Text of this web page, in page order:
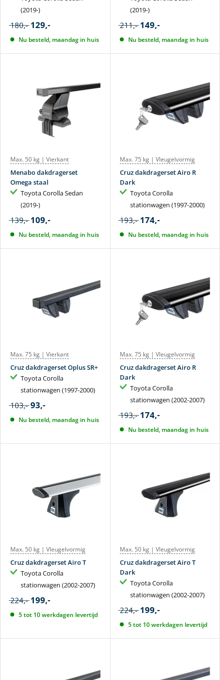
(2019-)
180,- 129,-
Nu besteld, maandag in huis
(2019-)
211,- 149,-
Nu besteld, maandag in huis
Max. 50 kg | Vierkant
Menabo dakdragerset
Omega staal
Toyota Corolla Sedan
(2019-)
139,- 109,-
Nu besteld, maandag in huis
Max. 75 kg | Vleugelvormig
Cruz dakdragerset Airo R
Dark
Toyota Corolla
stationwagen (1997-2000)
193,- 174,-
Nu besteld, maandag in huis
Max. 75 kg | Vierkant
Cruz dakdragerset Oplus SR+
Toyota Corolla
stationwagen (1997-2000)
103,- 93,-
Nu besteld, maandag in huis
Max. 75 kg | Vleugelvormig
Cruz dakdragerset Airo R
Dark
Toyota Corolla
stationwagen (2002-2007)
193,- 174,-
Nu besteld, maandag in huis
Max. 50 kg | Vleugelvormig
Cruz dakdragerset Airo T
Toyota Corolla
stationwagen (2002-2007)
224,- 199,-
5 tot 10 werkdagen levertijd
Max. 50 kg | Vleugelvormig
Cruz dakdragerset Airo T
Dark
Toyota Corolla
stationwagen (2002-2007)
224,- 199,-
5 tot 10 werkdagen levertijd